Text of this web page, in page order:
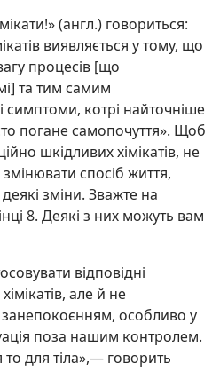
(англ.) говориться:
виявляється у тому, що
процесів [що
та тим самим
котрі найточніше
погане самопочуття». Щоб
шкідливих хімікатів, не
спосіб життя,
зміни. Зважте на
8. Деякі з них можуть вам
відповідні
але й не
особливо у
поза нашим контролем.
для тіла»,— говорить